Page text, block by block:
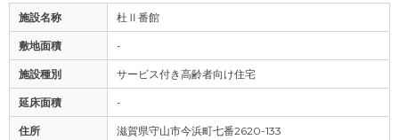
施設名称 杜Ⅱ番館
敷地面積 -
施設種別 サービス付き高齢者向け住宅
延床面積 -
住所 滋賀県守山市今浜町七番2620-133